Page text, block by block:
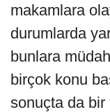
makamlara
durumlarda
bunlara
birçok konu
sonuçta da bir